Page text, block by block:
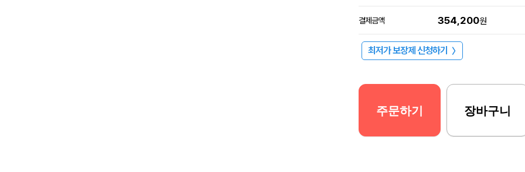
결제금액 354,200원
최저가 보장제 신청하기 〉
주문하기 장바구니